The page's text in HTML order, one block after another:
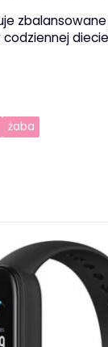
codziennej
żaba